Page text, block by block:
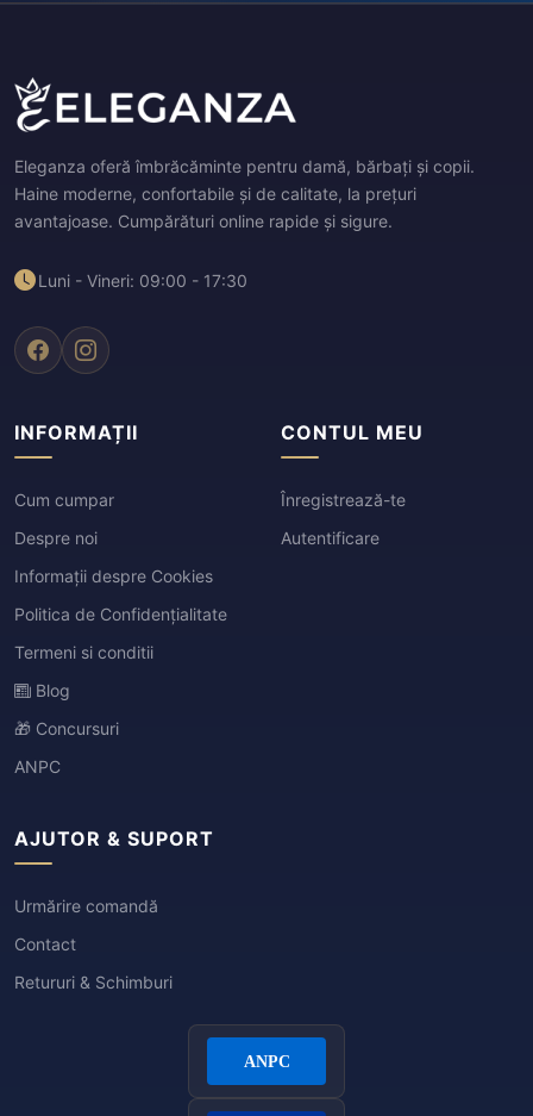
Eleganza oferă îmbrăcăminte pentru damă, bărbați și copii.
Haine moderne, confortabile și de calitate, la prețuri
avantajoase. Cumpărături online rapide și sigure.
Luni - Vineri: 09:00 - 17:30
INFORMAȚII
Cum cumpar
Despre noi
Informații despre Cookies
Politica de Confidențialitate
Termeni si conditii
Blog
🎁 Concursuri
ANPC
CONTUL MEU
Înregistrează-te
Autentificare
AJUTOR & SUPORT
Urmărire comandă
Contact
Retururi & Schimburi